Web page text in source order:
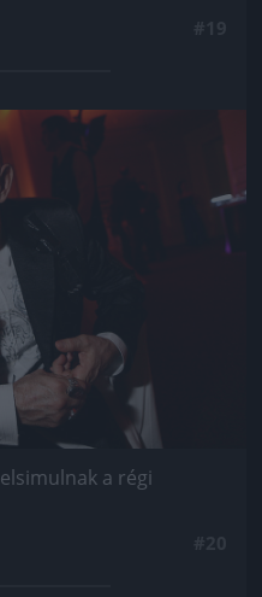
kép!
a régi